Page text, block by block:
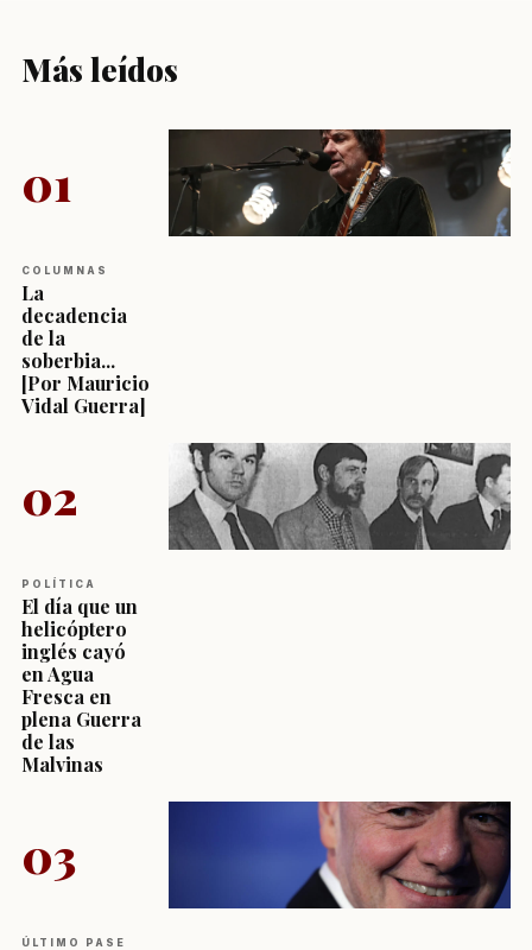
Más leídos
01
COLUMNAS
La
decadencia
de la
soberbia...
[Por Mauricio
Vidal Guerra]
02
POLÍTICA
El día que un
helicóptero
inglés cayó
en Agua
Fresca en
plena Guerra
de las
Malvinas
03
ÚLTIMO PASE